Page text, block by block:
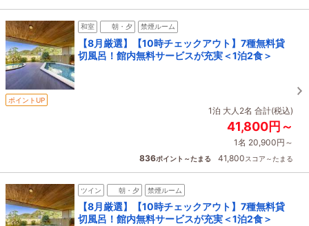
和室 朝・夕 禁煙ルーム
【8月厳選】【10時チェックアウト】7種無料貸
切風呂！館内無料サービスが充実＜1泊2食＞
ポイントUP
1泊 大人2名 合計(税込)
41,800円～
1名 20,900円～
836ポイント～たまる 41,800スコア～たまる
ツイン 朝・夕 禁煙ルーム
【8月厳選】【10時チェックアウト】7種無料貸
切風呂！館内無料サービスが充実＜1泊2食＞